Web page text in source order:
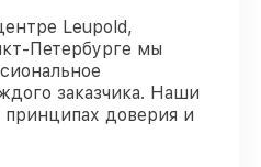
Leupold,
Петербурге мы
заказчика. Наши
принципах доверия и